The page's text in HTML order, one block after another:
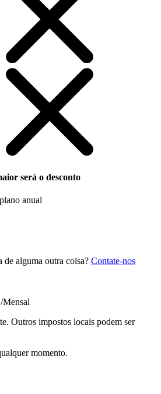
será o desconto
anual
de alguma outra coisa? Contate-nos
/Mensal
Outros impostos locais podem ser
momento.